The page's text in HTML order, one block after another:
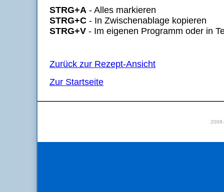
STRG+A - Alles markieren
STRG+C - In Zwischenablage kopieren
STRG+V - Im eigenen Programm oder in
Zurück zur Rezept-Ansicht
Zur Startseite